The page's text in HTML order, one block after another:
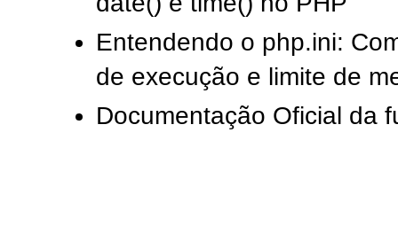
Entendendo o php.ini:
de execução e limite de
Documentação Oficial da